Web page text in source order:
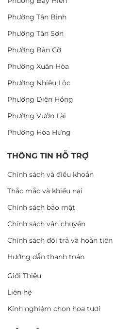
Phường Tân Bình
Phường Tân Sơn
Phường Bàn Cờ
Phường Xuân Hòa
Phường Nhiêu Lộc
Phường Diên Hồng
Phường Vườn Lài
Phường Hòa Hưng
THÔNG TIN HỖ TRỢ
Chính sách và điều khoản
Thắc mắc và khiếu nại
Chính sách bảo mật
Chính sách vận chuyển
Chính sách đổi trả và hoàn tiền
Hướng dẫn thanh toán
Giới Thiệu
Liên hệ
Kinh nghiệm chọn hoa tươi